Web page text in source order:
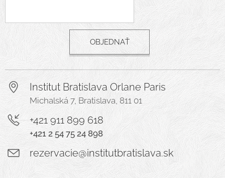
OBJEDNAŤ
Institut Bratislava Orlane Paris
Michalská 7, Bratislava, 811 01
+421 911 899 618
+421 2 54 75 24 898
rezervacie@institutbratislava.sk